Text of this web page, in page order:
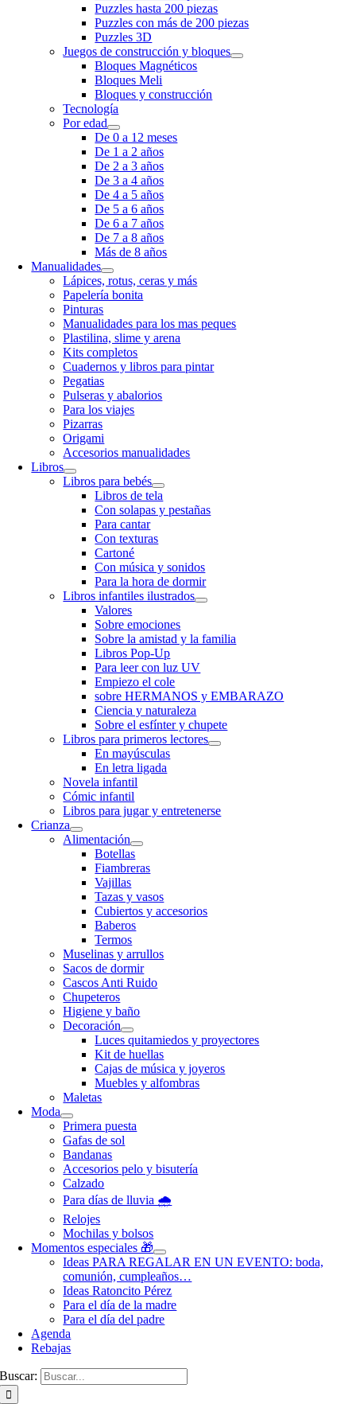
Puzzles hasta 200 piezas
Puzzles con más de 200 piezas
Puzzles 3D
Juegos de construcción y bloques
Bloques Magnéticos
Bloques Meli
Bloques y construcción
Tecnología
Por edad
De 0 a 12 meses
De 1 a 2 años
De 2 a 3 años
De 3 a 4 años
De 4 a 5 años
De 5 a 6 años
De 6 a 7 años
De 7 a 8 años
Más de 8 años
Manualidades
Lápices, rotus, ceras y más
Papelería bonita
Pinturas
Manualidades para los mas peques
Plastilina, slime y arena
Kits completos
Cuadernos y libros para pintar
Pegatias
Pulseras y abalorios
Para los viajes
Pizarras
Origami
Accesorios manualidades
Libros
Libros para bebés
Libros de tela
Con solapas y pestañas
Para cantar
Con texturas
Cartoné
Con música y sonidos
Para la hora de dormir
Libros infantiles ilustrados
Valores
Sobre emociones
Sobre la amistad y la familia
Libros Pop-Up
Para leer con luz UV
Empiezo el cole
sobre HERMANOS y EMBARAZO
Ciencia y naturaleza
Sobre el esfínter y chupete
Libros para primeros lectores
En mayúsculas
En letra ligada
Novela infantil
Cómic infantil
Libros para jugar y entretenerse
Crianza
Alimentación
Botellas
Fiambreras
Vajillas
Tazas y vasos
Cubiertos y accesorios
Baberos
Termos
Muselinas y arrullos
Sacos de dormir
Cascos Anti Ruido
Chupeteros
Higiene y baño
Decoración
Luces quitamiedos y proyectores
Kit de huellas
Cajas de música y joyeros
Muebles y alfombras
Maletas
Moda
Primera puesta
Gafas de sol
Bandanas
Accesorios pelo y bisutería
Calzado
Para días de lluvia 🌧️
Relojes
Mochilas y bolsos
Momentos especiales 🎁
Ideas PARA REGALAR EN UN EVENTO: boda,
comunión, cumpleaños…
Ideas Ratoncito Pérez
Para el día de la madre
Para el día del padre
Agenda
Rebajas
Buscar: